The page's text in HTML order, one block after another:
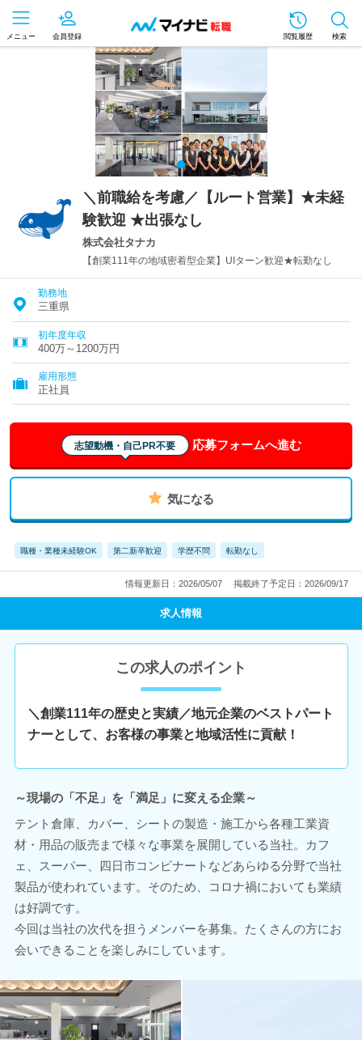
メニュー 会員登録 閲覧履歴 検索
＼前職給を考慮／【ルート営業】★未経
験歓迎 ★出張なし
株式会社タナカ
【創業111年の地域密着型企業】UIターン歓迎★転勤なし
勤務地
三重県
初年度年収
400万～1200万円
雇用形態
正社員
志望動機・自己PR不要 応募フォームへ進む
気になる
職種・業種未経験OK 第二新卒歓迎 学歴不問 転勤なし
情報更新日：2026/05/07 掲載終了予定日：2026/09/17
求人情報
この求人のポイント
＼創業111年の歴史と実績／地元企業のベストパート
ナーとして、お客様の事業と地域活性に貢献！
～現場の「不足」を「満足」に変える企業～
テント倉庫、カバー、シートの製造・施工から各種工業資
材・用品の販売まで様々な事業を展開している当社。カフ
ェ、スーパー、四日市コンビナートなどあらゆる分野で当社
製品が使われています。そのため、コロナ禍においても業績
は好調です。
今回は当社の次代を担うメンバーを募集。たくさんの方にお
会いできることを楽しみにしています。